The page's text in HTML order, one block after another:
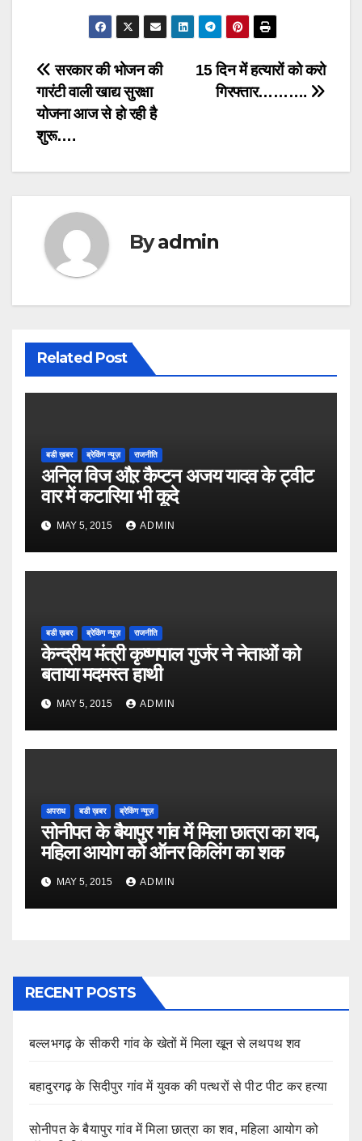
Post
navigation
15 दिन में हत्यारों को करो
गिरफ्तार……….
सरकार की भोजन की
गारंटी वाली खाद्य सुरक्षा
योजना आज से हो रही है
शुरू….
Byadmin
Related Post
बडी ख़बर ब्रेकिंग न्यूज़ राजनीति
अनिल विज औऱ कैप्टन अजय यादव के ट्वीट
वार में कटारिया भी कूदे
MAY 5, 2015 ADMIN
बडी ख़बर ब्रेकिंग न्यूज़ राजनीति
केन्द्रीय मंत्री कृष्णपाल गुर्जर ने नेताओं को
बताया मदमस्त हाथी
MAY 5, 2015 ADMIN
अपराध बडी ख़बर ब्रेकिंग न्यूज़
सोनीपत के बैयापुर गांव में मिला छात्रा का शव,
महिला आयोग को ऑनर किलिंग का शक
MAY 5, 2015 ADMIN
RECENT POSTS
बल्लभगढ़ के सीकरी गांव के खेतों में मिला खून से लथपथ शव
बहादुरगढ़ के सिदीपुर गांव में युवक की पत्थरों से पीट पीट कर हत्या
सोनीपत के बैयापुर गांव में मिला छात्रा का शव, महिला आयोग को